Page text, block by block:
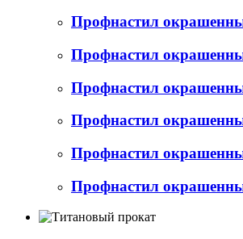
Профнастил
Профнастил
Профнастил
Профнастил
Профнастил
Профнастил